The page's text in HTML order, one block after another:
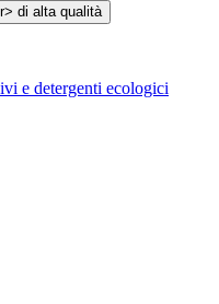
e detergenti ecologici